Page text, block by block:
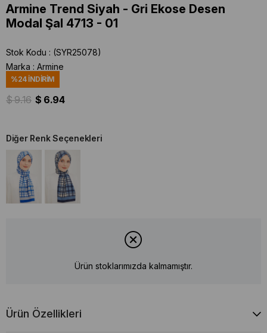
Armine Trend Siyah - Gri Ekose Desen
Modal Şal 4713 - 01
Stok Kodu
(SYR25078)
Marka : Armine
%24İNDIRIM
$ 9.16 $ 6.94
Diğer Renk Seçenekleri
Ürün stoklarımızda kalmamıştır.
Ürün Özellikleri